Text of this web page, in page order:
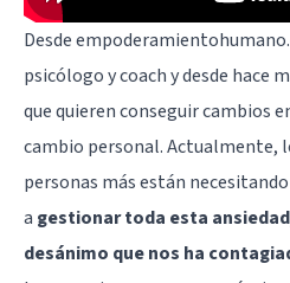
Desde
psicólogo y coach y desde hace
que quieren conseguir cambios
cambio personal. Actualmente,
personas más están
a gestionar toda esta
desánimo que nos ha